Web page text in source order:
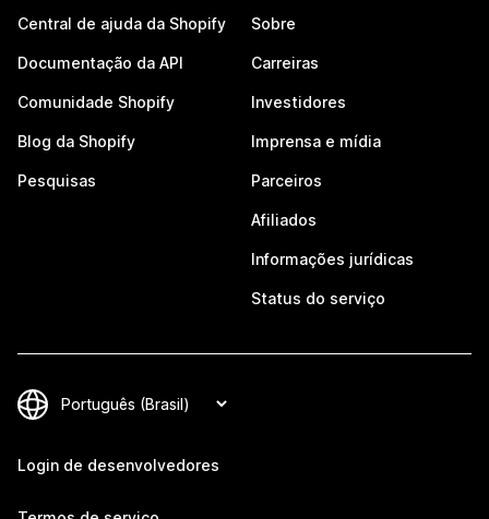
Central de ajuda da Shopify
Documentação da API
Comunidade Shopify
Blog da Shopify
Pesquisas
Sobre
Carreiras
Investidores
Imprensa e mídia
Parceiros
Afiliados
Informações jurídicas
Status do serviço
Login de desenvolvedores